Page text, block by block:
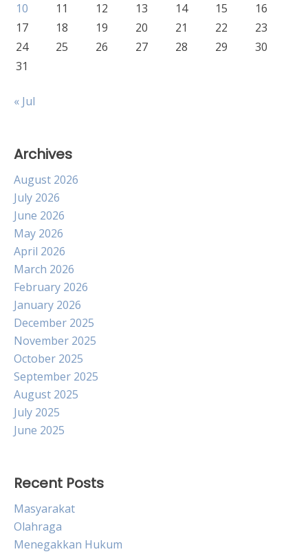
10
11 12 13 14 15
16
17
18 19 20 21 22
23
24
25 26 27 28 29
30
31
« Jul
Archives
August 2026
July 2026
June 2026
May 2026
April 2026
March 2026
February 2026
January 2026
December 2025
November 2025
October 2025
September 2025
August 2025
July 2025
June 2025
Recent Posts
Masyarakat
Olahraga
Menegakkan Hukum